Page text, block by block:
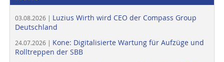
03.08.2026 | Luzius Wirth wird CEO der Compass Group
Deutschland
24.07.2026 | Kone: Digitalisierte Wartung für Aufzüge und
Rolltreppen der SBB